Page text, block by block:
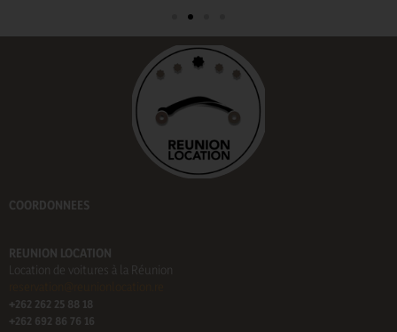
COORDONNEES
REUNION LOCATION
Location de voitures à la Réunion
+262 262 25 88 18
+262 692 86 76 16